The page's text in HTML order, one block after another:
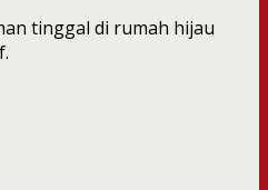
tinggal di rumah hijau